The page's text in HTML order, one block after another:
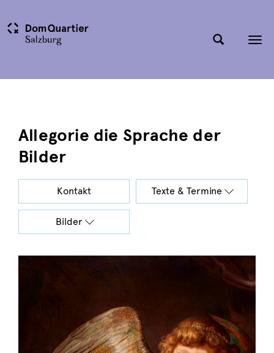
Allegorie die Sprache der
Bilder
Kontakt Texte & Termine
Bilder